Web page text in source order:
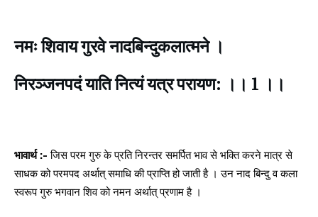
नमः शिवाय गुरवे नादबिन्दुकलात्मने ।
निरञ्जनपदं याति नित्यं यत्र परायण: ।। 1 ।।
भावार्थ :-जिस परम गुरु के प्रति निरन्तर समर्पित भाव से भक्ति करने मात्र से
साधक को परमपद अर्थात् समाधि की प्राप्ति हो जाती है । उन नाद बिन्दु व कला
स्वरूप गुरु भगवान शिव को नमन अर्थात् प्रणाम है ।